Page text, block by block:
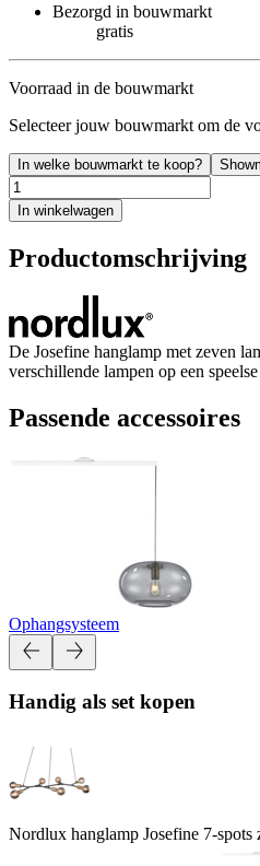
Bezorgd in bouwmarkt
gratis
Voorraad in de bouwmarkt
Selecteer jouw bouwmarkt om de
In welke bouwmarkt te koop?
In winkelwagen
Productomschrijving
De Josefine hanglamp met zeven
verschillende lampen op een
Passende accessoires
Ophangsysteem
Handig als set kopen
Nordlux hanglamp Josefine 7-spots